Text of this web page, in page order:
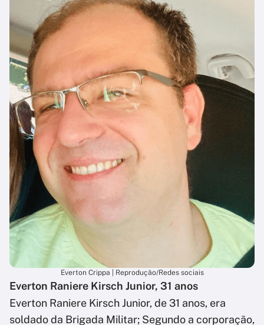
Everton Crippa | Reprodução/Redes sociais
Everton Raniere Kirsch Junior, 31 anos
Everton Raniere Kirsch Junior, de 31 anos, era
soldado da Brigada Militar; Segundo a corporação,